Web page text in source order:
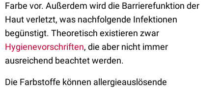
Farbe vor. Außerdem wird die Barrierefunktion der
Haut verletzt, was nachfolgende Infektionen
begünstigt. Theoretisch existieren zwar
Hygienevorschriften, die aber nicht immer
ausreichend beachtet werden.
Die Farbstoffe können allergieauslösende